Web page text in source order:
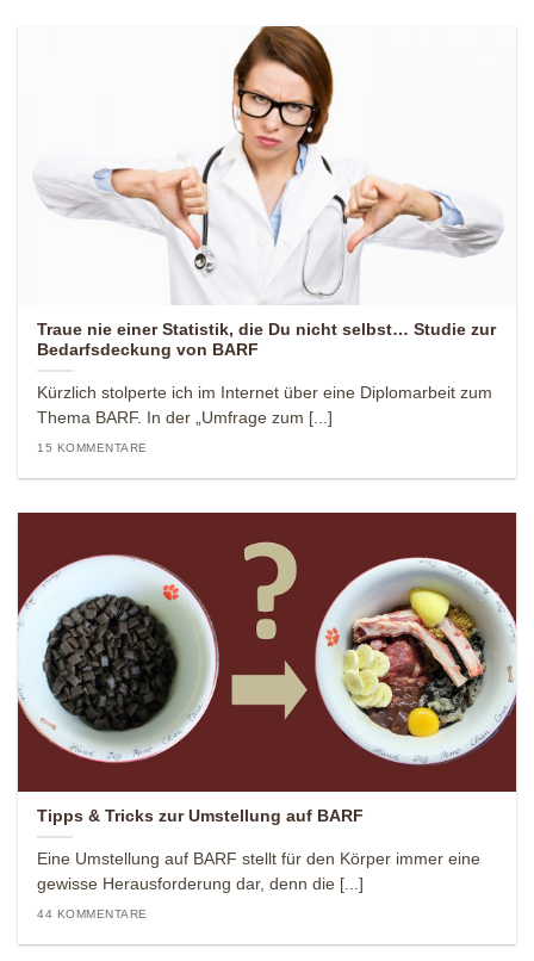
Traue nie einer Statistik, die Du nicht selbst… Studie zur
Bedarfsdeckung von BARF
Kürzlich stolperte ich im Internet über eine Diplomarbeit zum
Thema BARF. In der „Umfrage zum [...]
15 KOMMENTARE
Tipps & Tricks zur Umstellung auf BARF
Eine Umstellung auf BARF stellt für den Körper immer eine
gewisse Herausforderung dar, denn die [...]
44 KOMMENTARE